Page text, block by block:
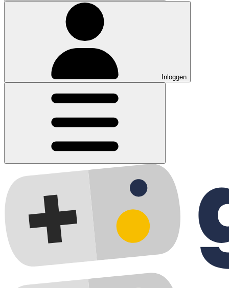
Inloggen